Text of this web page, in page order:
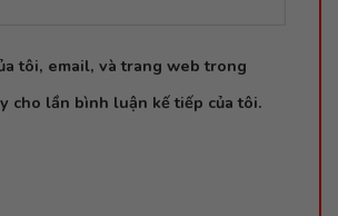
tôi, email, và trang web trong
cho lần bình luận kế tiếp của tôi.